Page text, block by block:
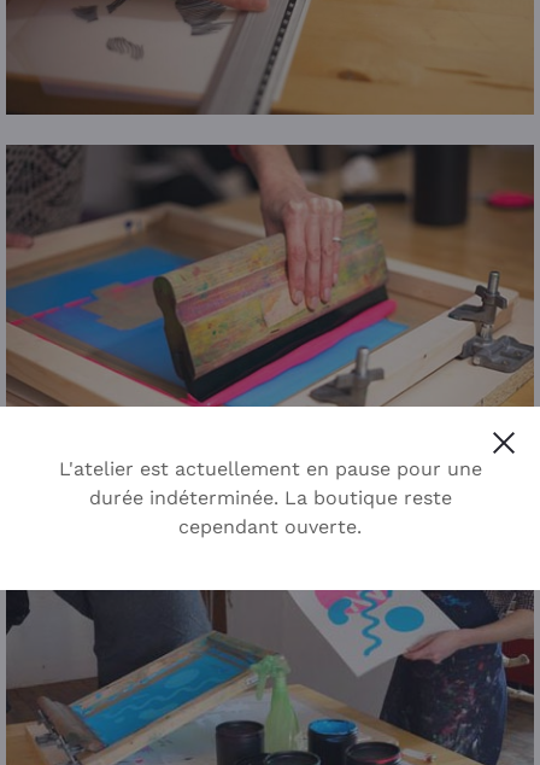
L'atelier est actuellement en pause pour une
durée indéterminée. La boutique reste
cependant ouverte.